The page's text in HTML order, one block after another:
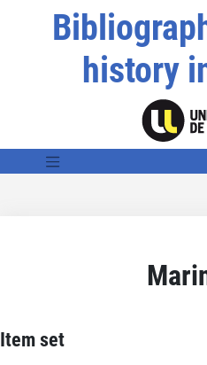
history
Item set